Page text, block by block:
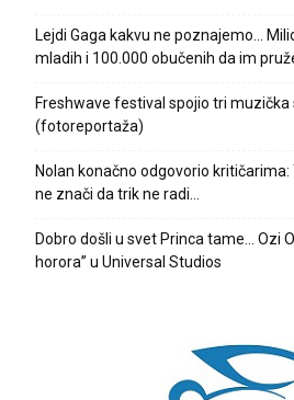
Lejdi Gaga kakvu ne poznajemo…
mladih i 100.000 obučenih da im
Freshwave festival spojio tri muzička
(fotoreportaža)
Nolan konačno odgovorio
ne znači da trik ne radi…
Dobro došli u svet Princa tame… Ozi
horora” u Universal Studios